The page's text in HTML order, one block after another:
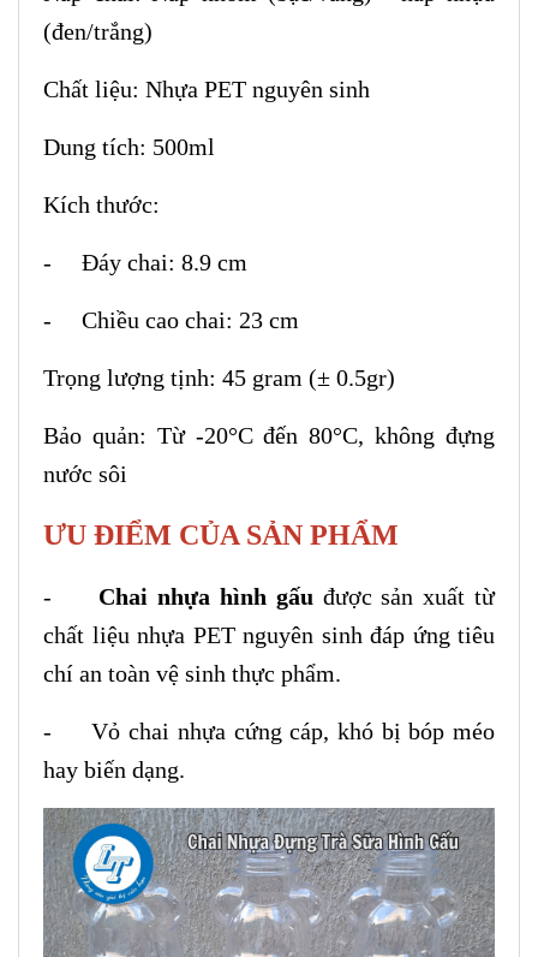
(đen/trắng)
Chất liệu: Nhựa PET nguyên sinh
Dung tích: 500ml
Kích thước:
- Đáy chai: 8.9 cm
- Chiều cao chai: 23 cm
Trọng lượng tịnh: 45 gram (± 0.5gr)
Bảo quản: Từ -20°C đến 80°C, không đựng
nước sôi
ƯU ĐIỂM CỦA SẢN PHẨM
- Chai nhựa hình gấu được sản xuất từ
chất liệu nhựa PET nguyên sinh đáp ứng tiêu
chí an toàn vệ sinh thực phẩm.
- Vỏ chai nhựa cứng cáp, khó bị bóp méo
hay biến dạng.